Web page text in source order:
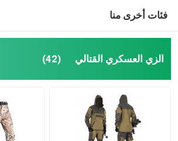
فئات أخرى منا
الزي العسكري القتالي (42)